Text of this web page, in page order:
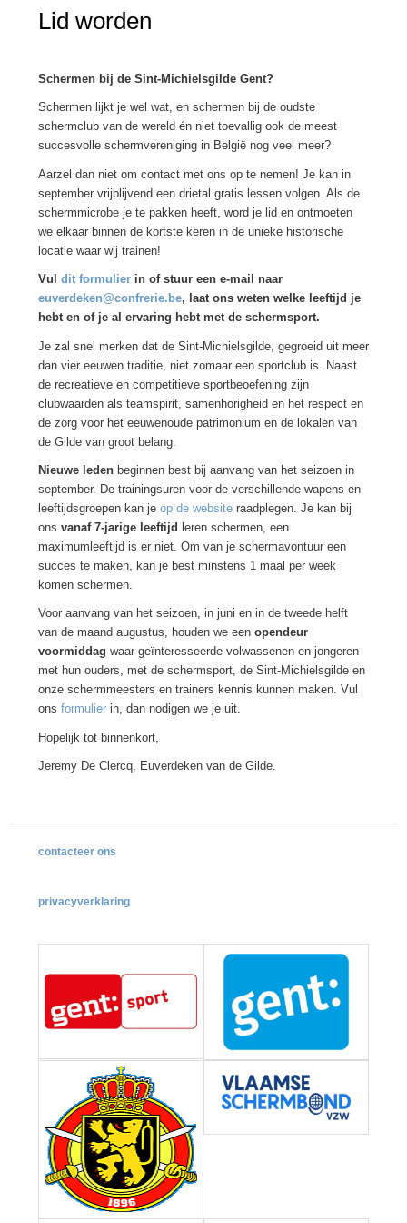
Lid worden
Schermen bij de Sint-Michielsgilde Gent?
Schermen lijkt je wel wat, en schermen bij de oudste
schermclub van de wereld én niet toevallig ook de meest
succesvolle schermvereniging in België nog veel meer?
Aarzel dan niet om contact met ons op te nemen! Je kan in
september vrijblijvend een drietal gratis lessen volgen. Als de
schermmicrobe je te pakken heeft, word je lid en ontmoeten
we elkaar binnen de kortste keren in de unieke historische
locatie waar wij trainen!
Vul dit formulierin of stuur een e-mail naar
euverdeken@confrerie.be, laat ons weten welke leeftijd je
hebt en of je al ervaring hebt met de schermsport.
Je zal snel merken dat de Sint-Michielsgilde, gegroeid uit meer
dan vier eeuwen traditie, niet zomaar een sportclub is. Naast
de recreatieve en competitieve sportbeoefening zijn
clubwaarden als teamspirit, samenhorigheid en het respect en
de zorg voor het eeuwenoude patrimonium en de lokalen van
de Gilde van groot belang.
Nieuwe ledenbeginnen best bij aanvang van het seizoen in
september. De trainingsuren voor de verschillende wapens en
leeftijdsgroepen kan je op de websiteraadplegen. Je kan bij
ons vanaf 7-jarige leeftijd leren schermen, een
maximumleeftijd is er niet. Om van je schermavontuur een
succes te maken, kan je best minstens 1 maal per week
komen schermen.
Voor aanvang van het seizoen, in juni en in de tweede helft
van de maand augustus, houden we een opendeur
voormiddag waar geïnteresseerde volwassenen en jongeren
met hun ouders, met de schermsport, de Sint-Michielsgilde en
onze schermmeesters en trainers kennis kunnen maken. Vul
ons formulierin, dan nodigen we je uit.
Hopelijk tot binnenkort,
Jeremy De Clercq, Euverdeken van de Gilde.
contacteer ons
privacyverklaring